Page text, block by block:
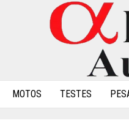
MOTOS TESTES